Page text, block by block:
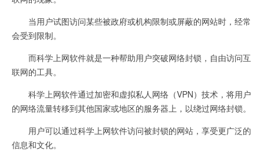
当用户试图访问某些被政府或机构限制或屏蔽的网站时，经常
会受到限制。
而科学上网软件就是一种帮助用户突破网络封锁，自由访问互
联网的工具。
科学上网软件通过加密和虚拟私人网络（VPN）技术，将用户
的网络流量转移到其他国家或地区的服务器上，以绕过网络封锁。
用户可以通过科学上网软件访问被封锁的网站，享受更广泛的
信息和文化。